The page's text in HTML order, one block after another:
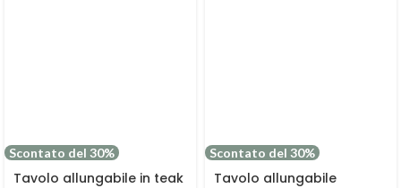
Scontato del 30%
Tavolo allungabile in teak
Scontato del 30%
Tavolo allungabile